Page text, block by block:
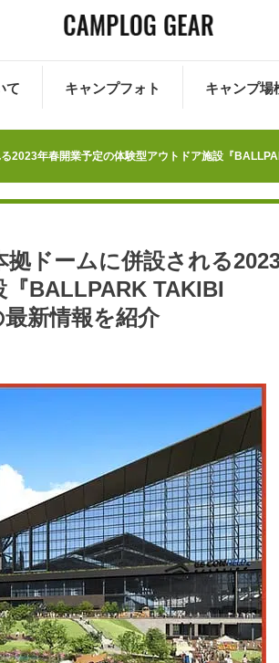
て キャンプフォト キャンプ場
2023年春開業予定の体験型アウトドア施設『
ドームに併設される
BALLPARK TAKIBI
新情報を紹介